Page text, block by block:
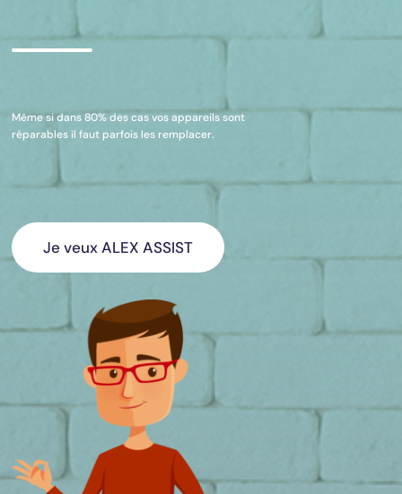
Même si dans 80% des cas vos appareils sont
réparables il faut parfois les remplacer.
Je veux ALEX ASSIST